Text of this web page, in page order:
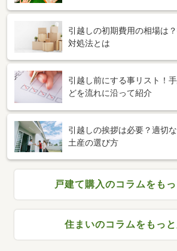
引越しの初期費用の相場は
対処法とは
引越し前にする事リスト！
どを流れに沿って紹介
引越しの挨拶は必要？適切
土産の選び方
戸建て購入のコラムをも
住まいのコラムをもっ